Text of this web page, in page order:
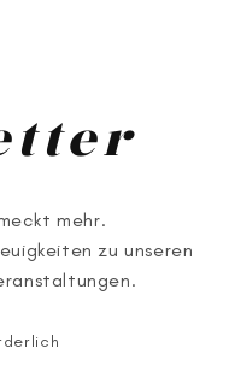
mehr.
zu unseren